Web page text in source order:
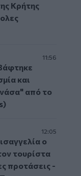
Κρήτης
11:56
και
από το
12:05
ο
τουρίστα
προτάσεις -